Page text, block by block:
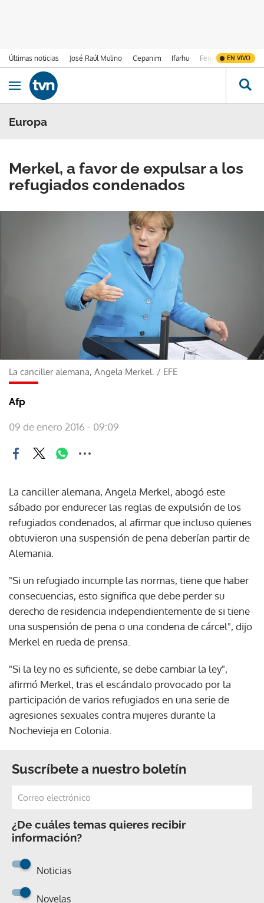
Últimas noticias José Raúl Mulino Cepanim Ifarhu Fenómeno de El
EN VIVO
Ir al contenido
Obrir navegació
Europa
Merkel, a favor de expulsar a los
refugiados condenados
La canciller alemana, Angela Merkel. / EFE
Afp
09 de enero 2016 - 09:09
La canciller alemana, Angela Merkel, abogó este
sábado por endurecer las reglas de expulsión de los
refugiados condenados, al afirmar que incluso quienes
obtuvieron una suspensión de pena deberían partir de
Alemania.
"Si un refugiado incumple las normas, tiene que haber
consecuencias, esto significa que debe perder su
derecho de residencia independientemente de si tiene
una suspensión de pena o una condena de cárcel", dijo
Merkel en rueda de prensa.
"Si la ley no es suficiente, se debe cambiar la ley",
afirmó Merkel, tras el escándalo provocado por la
participación de varios refugiados en una serie de
agresiones sexuales contra mujeres durante la
Nochevieja en Colonia.
Suscríbete a nuestro boletín
¿De cuáles temas quieres recibir
información?
Noticias
Novelas